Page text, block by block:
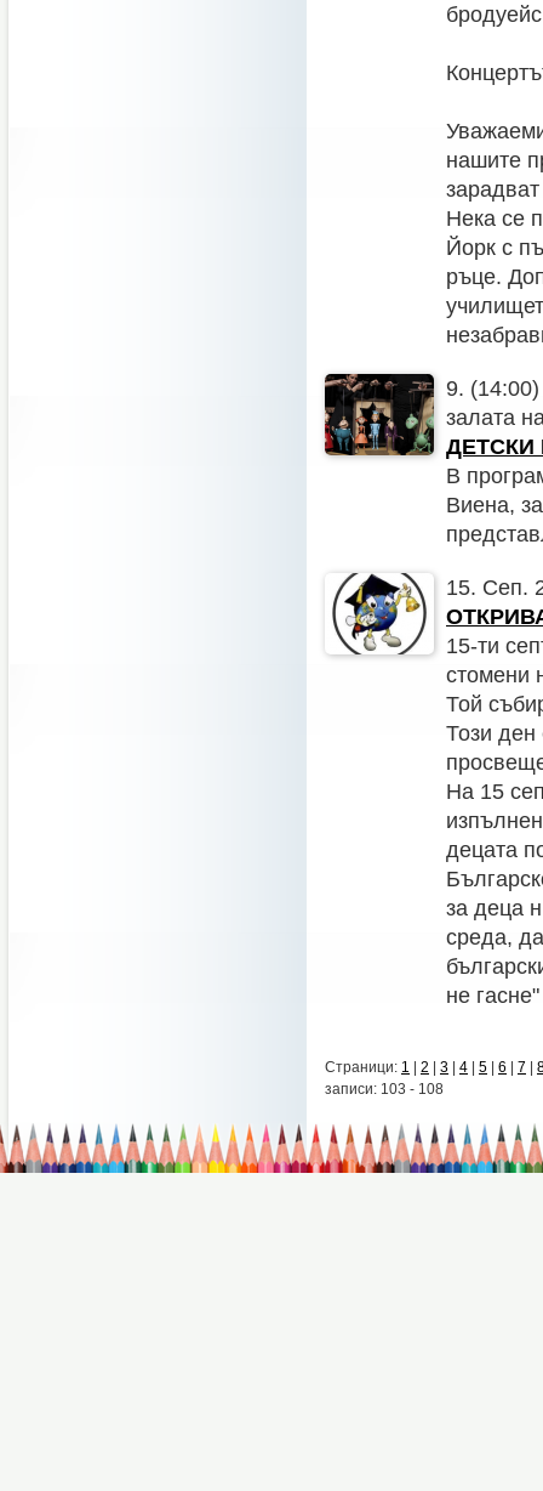
нашите
Нека се
Йорк с
ръце.
9.
залата
ДЕТСКИ
В
Виена,
15. Сеп.
15-ти
стомени
Той
Този ден
На 15
децата
за деца
среда,
не
Страници: 1 2 3 4 5 6 7
записи: 103 - 108